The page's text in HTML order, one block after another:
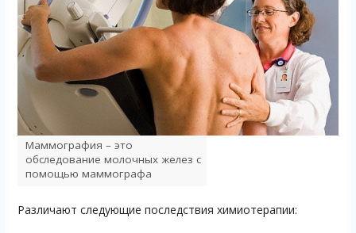
Маммография – это
обследование молочных желез с
помощью маммографа
Различают следующие последствия химиотерапии: